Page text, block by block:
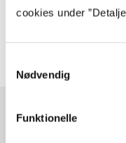
cookies under
Nødvendig
Funktionelle
handler